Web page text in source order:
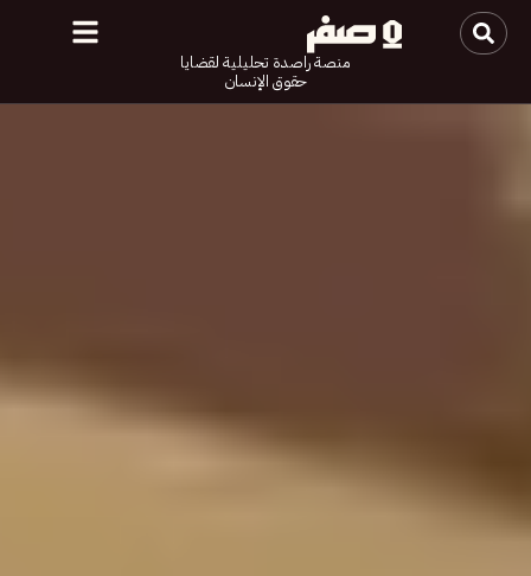
منصة راصدة تحليلية لقضايا
حقوق الإنسان